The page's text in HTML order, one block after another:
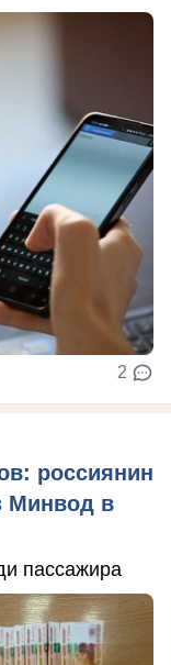
2
россиянин
Минвод в
пассажира